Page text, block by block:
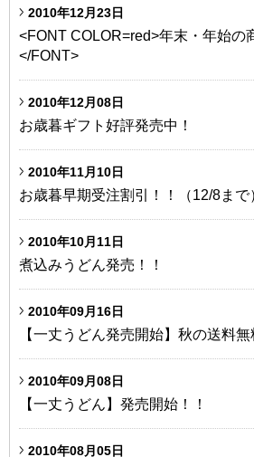
2010年12月23日
<FONT COLOR=red>年末・年始の
</FONT>
2010年12月08日
お歳暮ギフト好評発売中！
2010年11月10日
お歳暮早期受注割引！！（12/8まで
2010年10月11日
煮込みうどん発売！！
2010年09月16日
【一丈うどん発売開始】秋の送料無
2010年09月08日
【一丈うどん】発売開始！！
2010年08月05日